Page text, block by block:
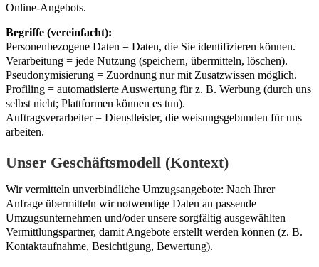
Online-Angebots.
Begriffe (vereinfacht):
Personenbezogene Daten = Daten, die Sie identifizieren können.
Verarbeitung = jede Nutzung (speichern, übermitteln, löschen).
Pseudonymisierung = Zuordnung nur mit Zusatzwissen möglich.
Profiling = automatisierte Auswertung für z. B. Werbung (durch uns
selbst nicht; Plattformen können es tun).
Auftragsverarbeiter = Dienstleister, die weisungsgebunden für uns
arbeiten.
Unser Geschäftsmodell (Kontext)
Wir vermitteln unverbindliche Umzugsangebote: Nach Ihrer
Anfrage übermitteln wir notwendige Daten an passende
Umzugsunternehmen und/oder unsere sorgfältig ausgewählten
Vermittlungspartner, damit Angebote erstellt werden können (z. B.
Kontaktaufnahme, Besichtigung, Bewertung).